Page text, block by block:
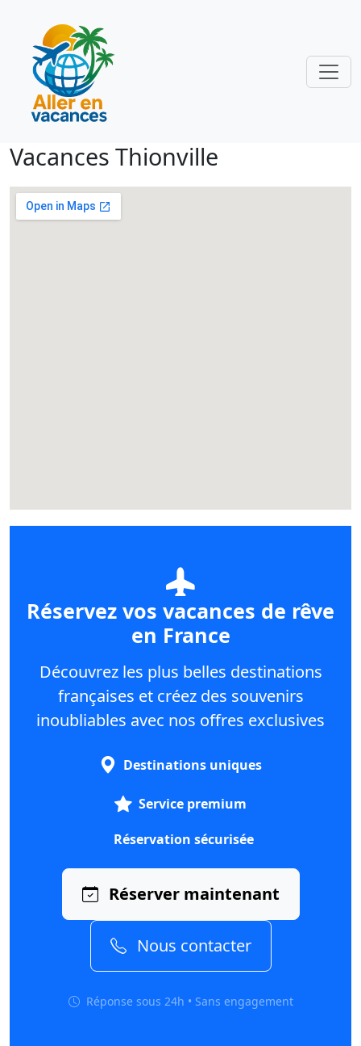
Vacances Thionville
Réservez vos vacances de rêve
en France
Découvrez les plus belles destinations
françaises et créez des souvenirs
inoubliables avec nos offres exclusives
Destinations uniques
Service premium
Réservation sécurisée
Réserver maintenant
Nous contacter
Réponse sous 24h • Sans engagement